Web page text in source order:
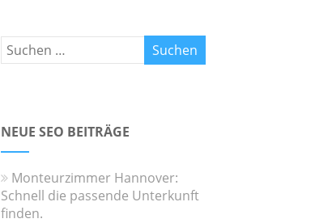
NEUE SEO BEITRÄGE
Monteurzimmer Hannover:
Schnell die passende Unterkunft
finden.